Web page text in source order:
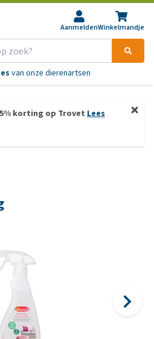
AanmeldenWinkelmandje
van onze dierenartsen
korting op Trovet Lees